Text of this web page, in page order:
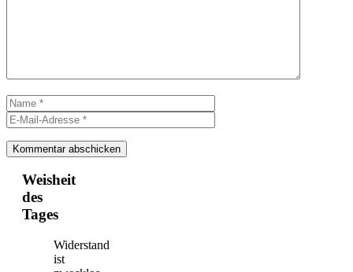
Name
Mail-
Adresse
Weisheit
des
Tages
Widerstand
ist